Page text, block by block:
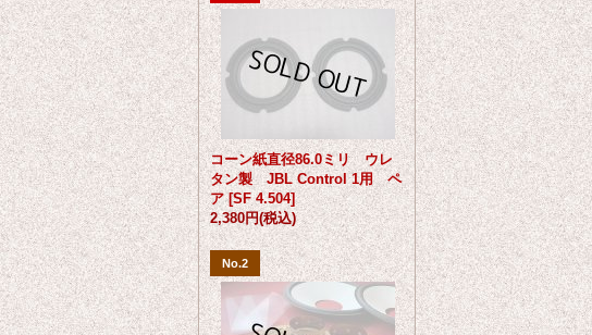
コーン紙直径86.0ミリ ウレ
タン製 JBL Control 1用 ペ
ア [SF 4.504]
2,380円(税込)
No.2